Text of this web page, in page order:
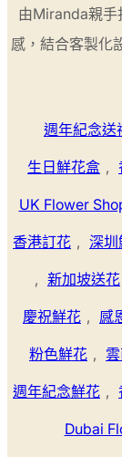
由Miranda親手
感，結合客製化
週年紀念送
生日鮮花盒 ,
UK Flower
香港訂花 , 深圳
, 新加坡送花
慶祝鮮花 , 感
粉色鮮花 ,
週年紀念鮮花 ,
Dubai